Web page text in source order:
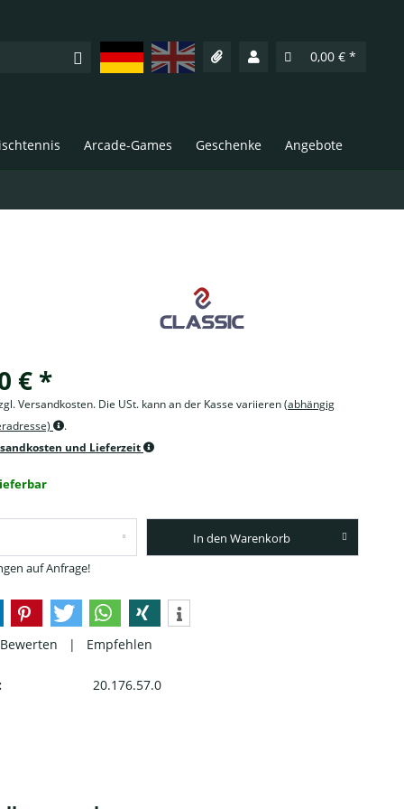
DeutschEnglish 0,00 € *
Arcade-Games Geschenke Angebote
€ *
Versandkosten. Die USt. kann an der Kasse variieren(abhängig
.
und Lieferzeit
auf Anfrage!
In den Warenkorb
Bewerten | Empfehlen
20.176.57.0